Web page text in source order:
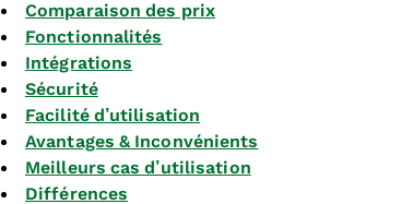
Comparaison des prix
Fonctionnalités
Intégrations
Sécurité
Facilité d’utilisation
Avantages & Inconvénients
Meilleurs cas d’utilisation
Différences